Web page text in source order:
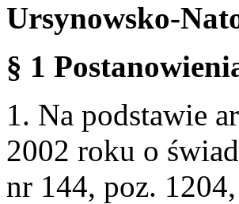
Ursynowsko-
§ 1
1. Na podstawie
2002 roku o
nr 144, poz.